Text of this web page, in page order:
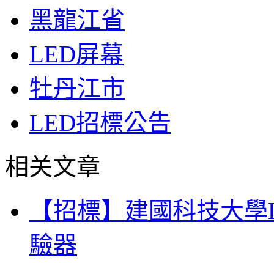
黑龍江省
LED屏幕
牡丹江市
LED招標公告
相关文章
【招標】建國科技大
驗器